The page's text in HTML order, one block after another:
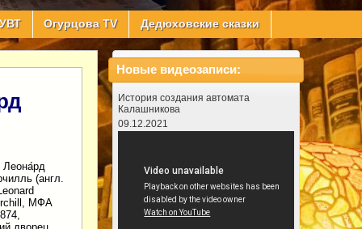
Огурцова TV Дедюховские сказки
Леона́рд
(англ.
МФА
Новые видеозаписи:
История создания автомата
Калашникова
09.12.2021